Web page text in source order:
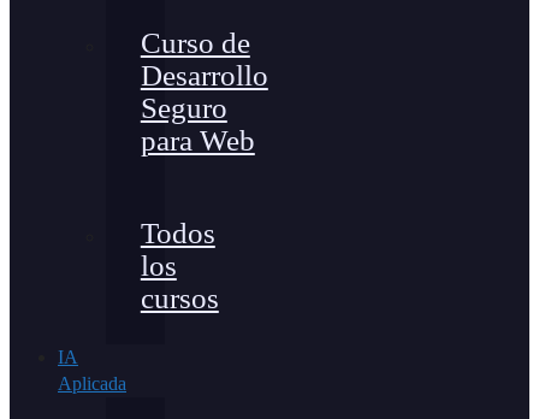
Curso de
Desarrollo
Seguro
para Web
Todos
los
cursos
IA
Aplicada